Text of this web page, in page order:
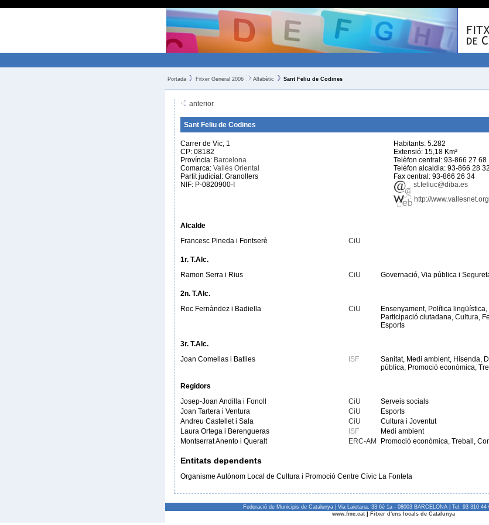
Portada Fitxer General 2006 Alfabètic Sant Feliu de Codines
anterior
Sant Feliu de Codines
Carrer de Vic, 1
CP: 08182
Província: Barcelona
Comarca: Vallès Oriental
Partit judicial: Granollers
NIF: P-0820900-I
Habitants: 5.282
Extensió: 15,18 Km²
Telèfon central: 93-866 27 68
Telèfon alcaldia: 93-866 28 32
Fax central: 93-866 26 34
st.feliuc@diba.es
http://
Alcalde
Francesc Pineda i Fontserè
CiU
1r. T.Alc.
Ramon Serra i Rius
CiU Governació, Via pública i
2n. T.Alc.
Roc Fernàndez i Badiella
CiU
Ensenyament, Política
Participació ciutadana, Cultura,
Esports
3r. T.Alc.
Joan Comellas i Batlles
ISF
Sanitat, Medi ambient, Hisenda,
pública, Promoció econòmica,
Regidors
Josep-Joan Andilla i Fonoll
CiU
Serveis socials
Joan Tartera i Ventura
CiU
Esports
Andreu Castellet i Sala
CiU
Cultura i Joventut
Laura Ortega i Berengueras
ISF
Medi ambient
Montserrat Anento i Queralt
ERC-AM Promoció econòmica, Treball,
Entitats dependents
Organisme Autònom Local de Cultura i Promoció Centre Cívic La Fonteta
Federació de Municipis de Catalunya | Via Laietana, 33 6è 1a - 08003 BARCELONA | Tel. 93 310
www.fmc.cat
Fitxer d'ens locals de Catalunya